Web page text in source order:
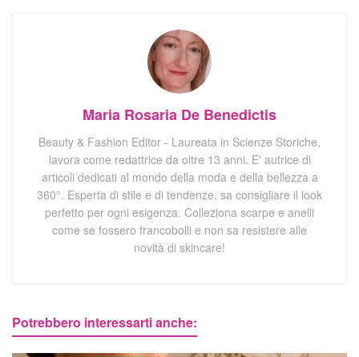
Maria Rosaria De Benedictis
Beauty & Fashion Editor - Laureata in Scienze Storiche,
lavora come redattrice da oltre 13 anni. E' autrice di
articoli dedicati al mondo della moda e della bellezza a
360°. Esperta di stile e di tendenze, sa consigliare il look
perfetto per ogni esigenza. Colleziona scarpe e anelli
come se fossero francobolli e non sa resistere alle
novità di skincare!
Potrebbero interessarti anche: